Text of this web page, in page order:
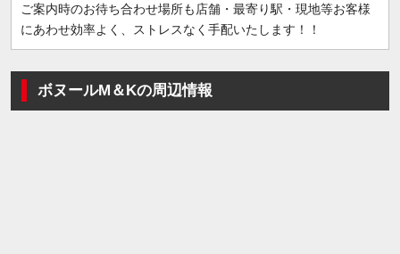
ご案内時のお待ち合わせ場所も店舗・最寄り駅・現地等お客様
にあわせ効率よく、ストレスなく手配いたします！！
ボヌールM＆Kの周辺情報